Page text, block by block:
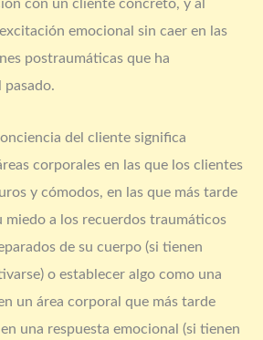
con un cliente concreto, y al
emocional sin caer en las
postraumáticas que ha
pasado.
del cliente significa
corporales en las que los clientes
y cómodos, en las que más tarde
miedo a los recuerdos traumáticos
de su cuerpo (si tienen
o establecer algo como una
un área corporal que más tarde
una respuesta emocional (si tienen